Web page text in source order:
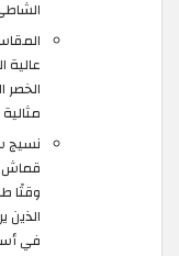
عالية
الخصر
نسيج
قماش
وقتًا
في